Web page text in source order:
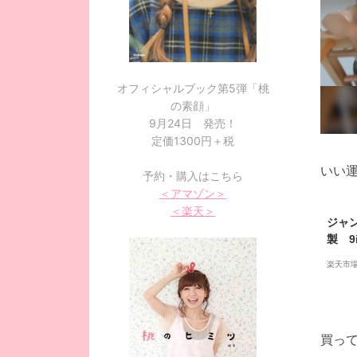
いい
ジャ
製
内
楽天市
買っ
オフィシャルブック第5弾「桃
の素顔」
9月24日 発売！
定価1300円＋税
予約・購入はこちら
＜アマゾン＞
＜楽天＞